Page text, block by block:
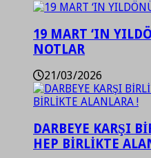
19 MART ‘IN
NOTLAR
21/03/2026
DARBEYE KARŞI
HEP BİRLİKTE